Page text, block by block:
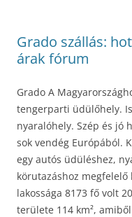
Grado szállás:
árak fórum
Grado A
tengerparti üdülőhely.
nyaralóhely. Szép és jó
sok vendég Európából.
egy autós üdüléshez,
körutazáshoz
lakossága 8173 fő volt
területe 114 km²,